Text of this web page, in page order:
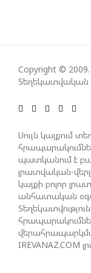
ՄԻԽԵԻԼ
ԿԵՆՏՐՈՆԱԿԱՆ
ՉԻՆԱՍՏԱՆԸ
ԱԿՏԻՎԻՍՏԻ
ՆԱՀԱՆԳԱՊԵՏ
Copyright © 2009.
Տեղեկատվական
Սույն կայքում
պատկանում է
լրատվական-
կայքի բոլոր
անհատական
IREVANAZ.COM